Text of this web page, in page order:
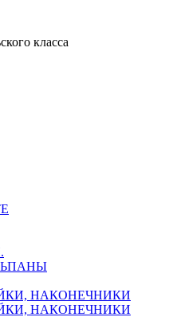
класса
НАКОНЕЧНИКИ
НАКОНЕЧНИКИ